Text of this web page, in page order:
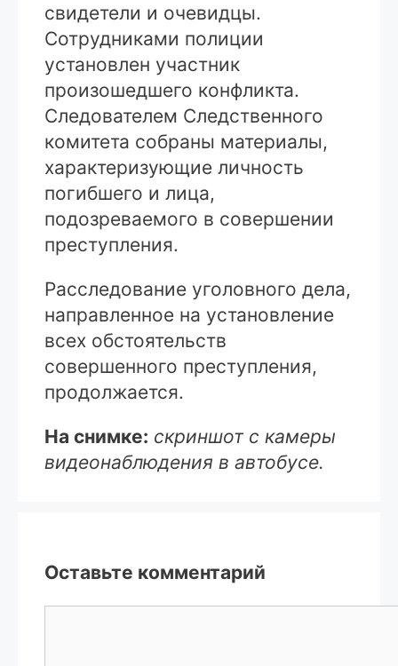
свидетели и очевидцы.
Сотрудниками полиции
установлен участник
произошедшего конфликта.
Следователем Следственного
комитета собраны материалы,
характеризующие личность
погибшего и лица,
подозреваемого в совершении
преступления.
Расследование уголовного дела,
направленное на установление
всех обстоятельств
совершенного преступления,
продолжается.
На снимке: скриншот с камеры
видеонаблюдения в автобусе.
Оставьте комментарий